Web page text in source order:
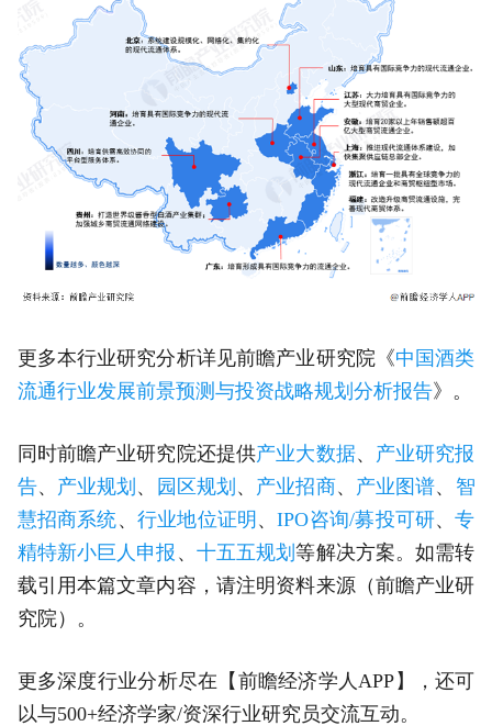
更多本行业研究分析详见前瞻产业研究院《中国酒类
流通行业发展前景预测与投资战略规划分析报告》。
同时前瞻产业研究院还提供产业大数据、 产业研究报
告、 产业规划 、 园区规划 、 产业招商、 产业图谱、 智
慧招商系统、 行业地位证明 、IPO咨询/募投可研、专
精特新小巨人申报 、 十五五规划等解决方案。如需转
载引用本篇文章内容，请注明资料来源（前瞻产业研
究院）。
更多深度行业分析尽在【前瞻经济学人APP】，还可
以与500+经济学家/资深行业研究员交流互动。